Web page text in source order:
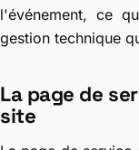
l'événement, ce
gestion technique
La page de
site